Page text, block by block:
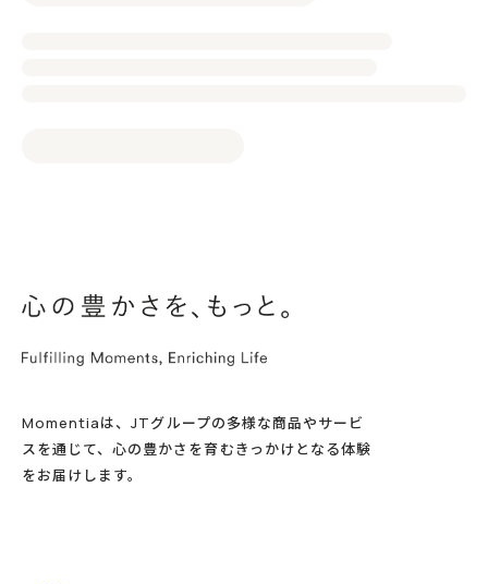
Momentiaは、JTグループの多様な商品やサービ
スを通じて、心の豊かさを育むきっかけとなる体験
をお届けします。